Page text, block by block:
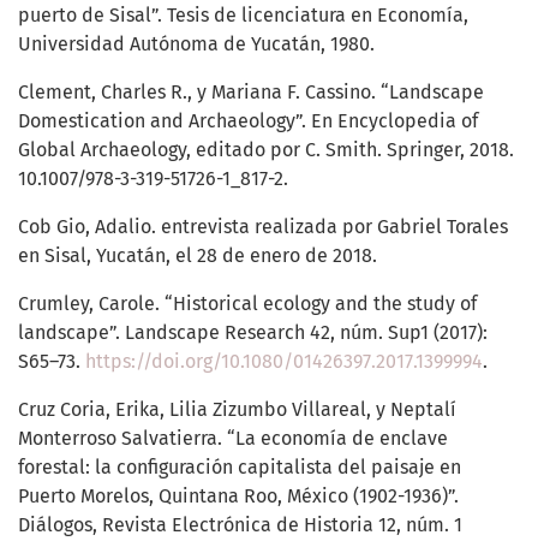
puerto de Sisal”. Tesis de licenciatura en Economía,
Universidad Autónoma de Yucatán, 1980.
Clement, Charles R., y Mariana F. Cassino. “Landscape
Domestication and Archaeology”. En Encyclopedia of
Global Archaeology, editado por C. Smith. Springer, 2018.
10.1007/978-3-319-51726-1_817-2.
Cob Gio, Adalio. entrevista realizada por Gabriel Torales
en Sisal, Yucatán, el 28 de enero de 2018.
Crumley, Carole. “Historical ecology and the study of
landscape”. Landscape Research 42, núm. Sup1 (2017):
S65–73. https://doi.org/10.1080/01426397.2017.1399994.
Cruz Coria, Erika, Lilia Zizumbo Villareal, y Neptalí
Monterroso Salvatierra. “La economía de enclave
forestal: la configuración capitalista del paisaje en
Puerto Morelos, Quintana Roo, México (1902-1936)”.
Diálogos, Revista Electrónica de Historia 12, núm. 1